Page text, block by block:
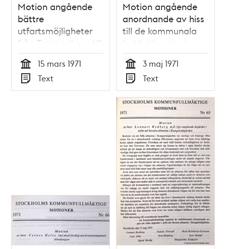
Motion angående
bättre
utfartsmöjligheter
från Tenstavägen till
Spånga Kyrkväg -
Kommunfullmäktige
1971
Tid
15 mars 1971
Typ
Text
Motion angående
anordnande av hiss
till de kommunala
institutionerna i
Högdalsgången 18
och 24 -
Kommunfullmäktige
1971
Tid
3 maj 1971
Typ
Text